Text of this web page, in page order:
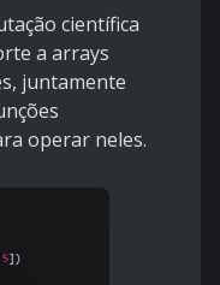
científica
a arrays
juntamente
operar neles.